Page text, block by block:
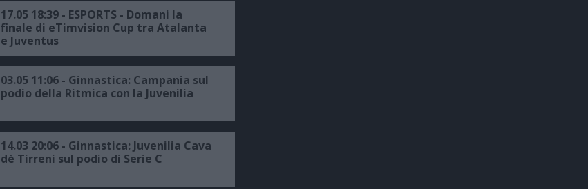
17.05 18:39 - ESPORTS - Domani la
finale di eTimvision Cup tra Atalanta
e Juventus
03.05 11:06 - Ginnastica: Campania sul
podio della Ritmica con la Juvenilia
14.03 20:06 - Ginnastica: Juvenilia Cava
dè Tirreni sul podio di Serie C